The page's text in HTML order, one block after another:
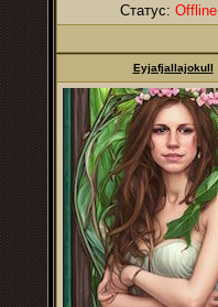
Статус: Offline
Eyjafjallajokull